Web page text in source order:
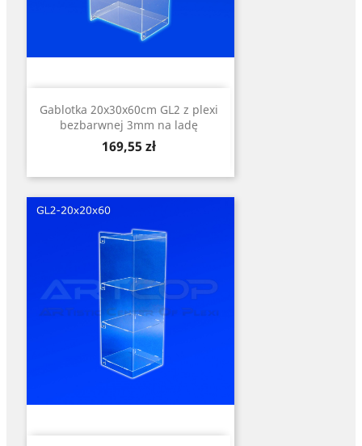
Gablotka 20x30x60cm GL2 z plexi
bezbarwnej 3mm na ladę
Cena
169,55 zł